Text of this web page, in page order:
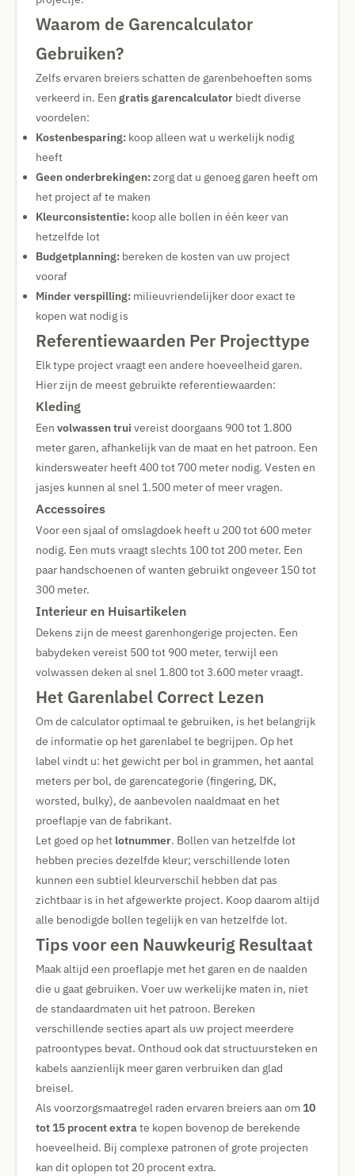
Waarom de Garencalculator
Gebruiken?
Zelfs ervaren breiers schatten de garenbehoeften soms
verkeerd in. Een gratis garencalculator biedt diverse
voordelen:
Kostenbesparing: koop alleen wat u werkelijk nodig
heeft
Geen onderbrekingen:zorg dat u genoeg garen heeft om
het project af te maken
Kleurconsistentie: koop alle bollen in één keer van
hetzelfde lot
Budgetplanning: bereken de kosten van uw project
vooraf
Minder verspilling: milieuvriendelijker door exact te
kopen wat nodig is
Referentiewaarden Per Projecttype
Elk type project vraagt een andere hoeveelheid garen.
Hier zijn de meest gebruikte referentiewaarden:
Kleding
Een volwassen trui vereist doorgaans 900 tot 1.800
meter garen, afhankelijk van de maat en het patroon. Een
kindersweater heeft 400 tot 700 meter nodig. Vesten en
jasjes kunnen al snel 1.500 meter of meer vragen.
Accessoires
Voor een sjaal of omslagdoek heeft u 200 tot 600 meter
nodig. Een muts vraagt slechts 100 tot 200 meter. Een
paar handschoenen of wanten gebruikt ongeveer 150 tot
300 meter.
Interieur en Huisartikelen
Dekens zijn de meest garenhongerige projecten. Een
babydeken vereist 500 tot 900 meter, terwijl een
volwassen deken al snel 1.800 tot 3.600 meter vraagt.
Het Garenlabel Correct Lezen
Om de calculator optimaal te gebruiken, is het belangrijk
de informatie op het garenlabel te begrijpen. Op het
label vindt u: het gewicht per bol in grammen, het aantal
meters per bol, de garencategorie (fingering, DK,
worsted, bulky), de aanbevolen naaldmaat en het
proeflapje van de fabrikant.
Let goed op het lotnummer. Bollen van hetzelfde lot
hebben precies dezelfde kleur; verschillende loten
kunnen een subtiel kleurverschil hebben dat pas
zichtbaar is in het afgewerkte project. Koop daarom altijd
alle benodigde bollen tegelijk en van hetzelfde lot.
Tips voor een Nauwkeurig Resultaat
Maak altijd een proeflapje met het garen en de naalden
die u gaat gebruiken. Voer uw werkelijke maten in, niet
de standaardmaten uit het patroon. Bereken
verschillende secties apart als uw project meerdere
patroontypes bevat. Onthoud ook dat structuursteken en
kabels aanzienlijk meer garen verbruiken dan glad
breisel.
Als voorzorgsmaatregel raden ervaren breiers aan om 10
tot 15 procent extrate kopen bovenop de berekende
hoeveelheid. Bij complexe patronen of grote projecten
kan dit oplopen tot 20 procent extra.